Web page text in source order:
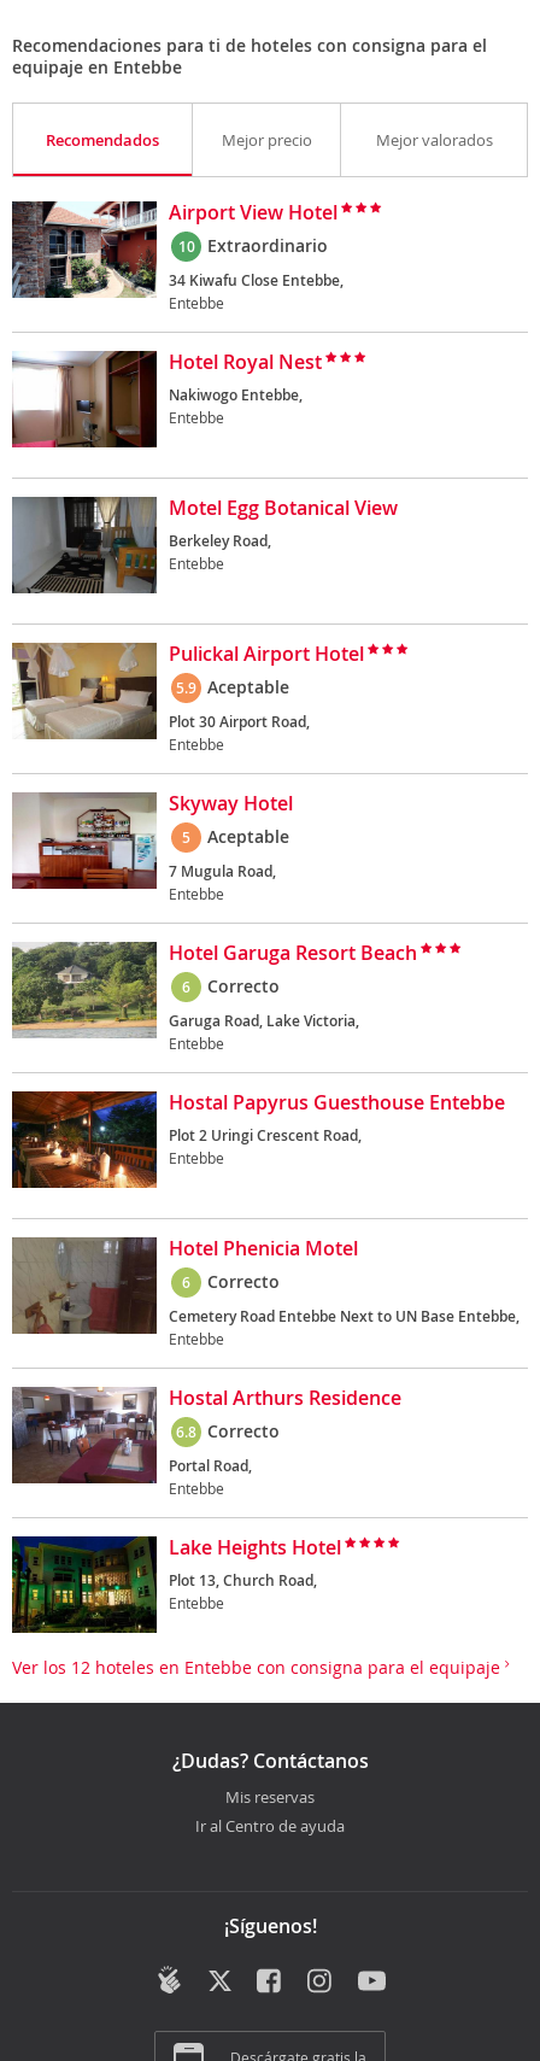
Recomendaciones para ti de hoteles con consigna para el
equipaje en Entebbe
Recomendados Mejor precio Mejor valorados
Airport View Hotel
10 Extraordinario
34 Kiwafu Close Entebbe,
Entebbe
Hotel Royal Nest
Nakiwogo Entebbe,
Entebbe
Motel Egg Botanical View
Berkeley Road,
Entebbe
Pulickal Airport Hotel
5.9 Aceptable
Plot 30 Airport Road,
Entebbe
Skyway Hotel
5 Aceptable
7 Mugula Road,
Entebbe
Hotel Garuga Resort Beach
6 Correcto
Garuga Road, Lake Victoria,
Entebbe
Hostal Papyrus Guesthouse Entebbe
Plot 2 Uringi Crescent Road,
Entebbe
Hotel Phenicia Motel
6 Correcto
Cemetery Road Entebbe Next to UN Base Entebbe,
Entebbe
Hostal Arthurs Residence
6.8 Correcto
Portal Road,
Entebbe
Lake Heights Hotel
Plot 13, Church Road,
Entebbe
Ver los 12 hoteles en Entebbe con consigna para el equipaje
¿Dudas? Contáctanos
Mis reservas
Ir al Centro de ayuda
¡Síguenos!